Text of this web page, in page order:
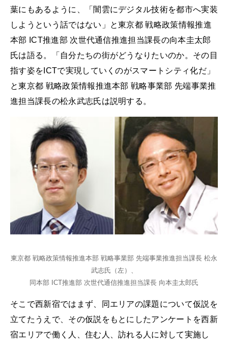
葉にもあるように、「闇雲にデジタル技術を都市へ実装
しようという話ではない」と東京都 戦略政策情報推進
本部 ICT推進部 次世代通信推進担当課長の向本圭太郎
氏は語る。「自分たちの街がどうなりたいのか。その目
指す姿をICTで実現していくのがスマートシティ化だ」
と東京都 戦略政策情報推進本部 戦略事業部 先端事業推
進担当課長の松永武志氏は説明する。
東京都 戦略政策情報推進本部 戦略事業部 先端事業推進担当課長 松永
武志氏（左）、
同本部 ICT推進部 次世代通信推進担当課長 向本圭太郎氏
そこで西新宿ではまず、同エリアの課題について仮説を
立てたうえで、その仮説をもとにしたアンケートを西新
宿エリアで働く人、住む人、訪れる人に対して実施し